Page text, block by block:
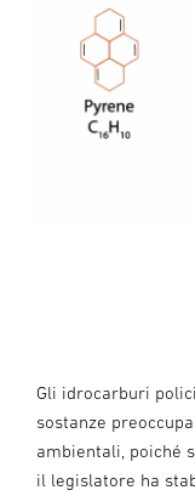
Gli idrocarburi
sostanze
ambientali, poiché
il legislatore ha